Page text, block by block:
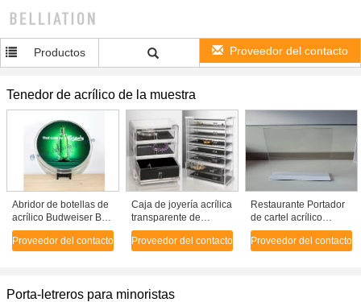
Productos Proveedor del contacto
Tenedor de acrílico de la muestra
Abridor de botellas de
acrílico Budweiser Bar
Top con pantalla de
iluminación
Proveedor del contacto
Caja de joyería acrílica
transparente de
entrega rápida con el
logotipo del cliente
Proveedor del contacto
Restaurante Portador
de cartel acrílico
transparente Menú
Stand Portadores de
Proveedor del contacto
Porta-letreros para minoristas